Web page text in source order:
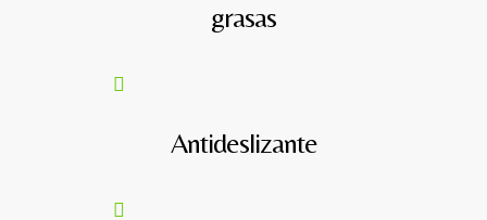
grasas
Antideslizante